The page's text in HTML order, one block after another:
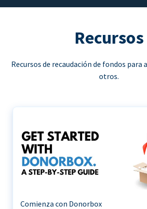
Recursos
Recursos de recaudación de fondos para
otros.
Comienza con Donorbox